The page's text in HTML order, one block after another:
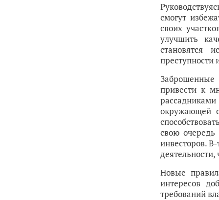
смогут
своих
улучшить
становятся
преступности
привести к
окружающей
свою очередь
инвесторов.
Новые
интересов
требований